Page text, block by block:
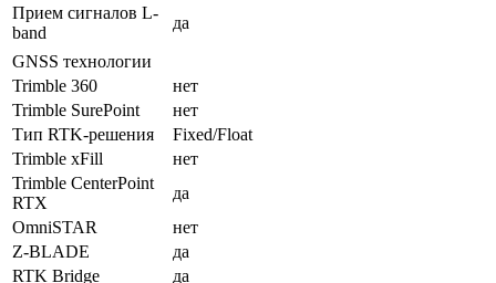
Прием сигналов L-
band
да
GNSS технологии
Trimble 360
нет
Trimble SurePoint
нет
Тип RTK-решения
Fixed/Float
Trimble xFill
нет
Trimble CenterPoint
RTX
да
OmniSTAR
нет
Z-BLADE
да
RTK Bridge
да